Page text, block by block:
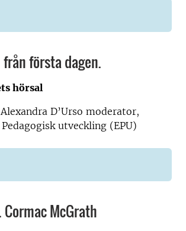
första dagen.
hörsal
D’Urso moderator,
utveckling (EPU)
McGrath